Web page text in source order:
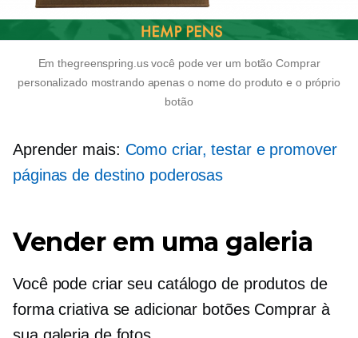
Em thegreenspring.us você pode ver um botão Comprar
personalizado mostrando apenas o nome do produto e o próprio
botão
Aprender mais: Como criar, testar e promover
páginas de destino poderosas
Vender em uma galeria
Você pode criar seu catálogo de produtos de
forma criativa se adicionar botões Comprar à